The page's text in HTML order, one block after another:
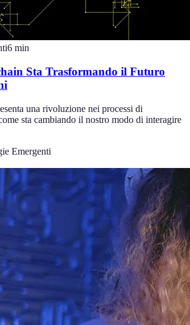
6 min
Sta Trasformando il Futuro
una rivoluzione nei processi di
sta cambiando il nostro modo di interagire
Emergenti